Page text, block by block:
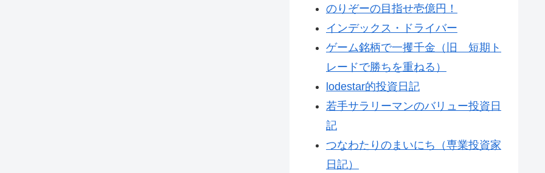
のりぞーの目指せ壱億円！
インデックス・ドライバー
ゲーム銘柄で一攫千金（旧 短期ト
レードで勝ちを重ねる）
lodestar的投資日記
若手サラリーマンのバリュー投資日
記
つなわたりのまいにち（専業投資家
日記）